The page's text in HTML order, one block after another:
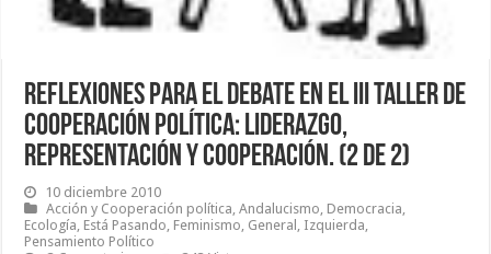
Reflexiones para el debate en el III Taller de
Cooperación Política: liderazgo,
representación y cooperación. (2 de 2)
10 diciembre 2010
Acción y Cooperación política ,Andalucismo Democracia
Ecología Está Pasando Feminismo General Izquierda
Pensamiento Político